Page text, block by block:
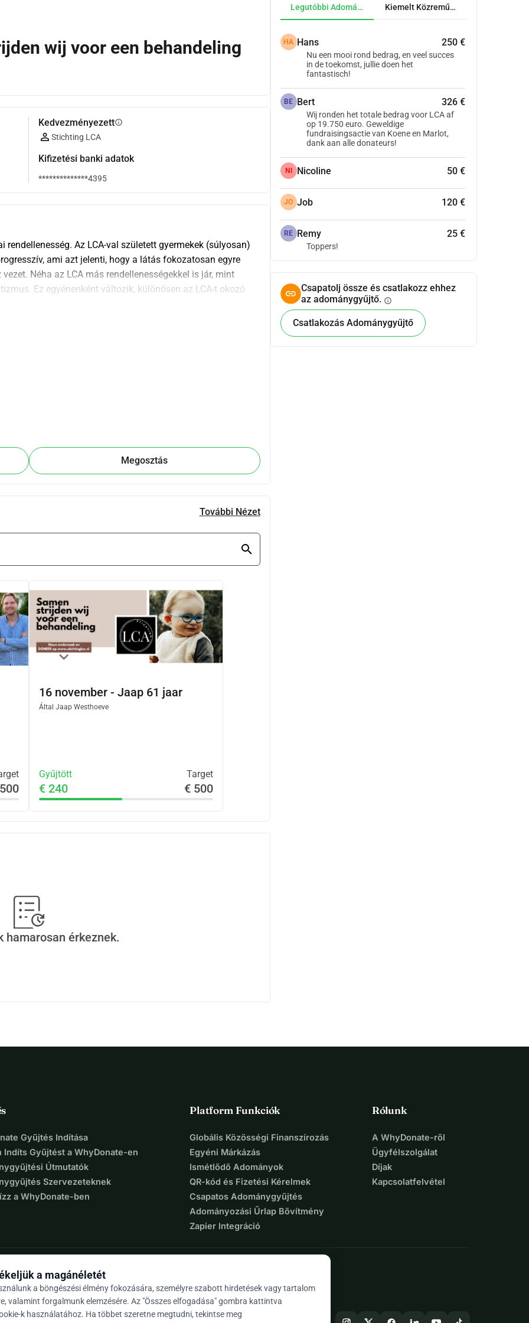
wij voor een behandeling
Kedvezményezettinfo
Stichting LCA
Kifizetési banki adatok
**************4395
Az LCA-val született gyermekek (súlyosan)
ami azt jelenti, hogy a látás fokozatosan egyre
Néha az LCA más rendellenességekkel is jár, mint
Ez egyénenként változik, különösen az LCA-t okozó
életminőség is csökken.
néha már a klinikai tesztelés fázisában vannak. Ezek
Hollandiában van néhány orvos, tudós és gyógyszerész, akik
Gyakran a pénzügyi források hiánya az oka annak,
hogy minden szakember elvégezhesse a munkáját, így
Megosztás
További Nézet
16 november - Jaap 61 jaar
Által Jaap Westhoeve
Gyűjtött Target
€ 240 € 500
hamarosan érkeznek.
Legutóbbi Adományok Kiemelt Közreműködők
HA Hans 250 €
Nu een mooi rond bedrag, en veel succes
in de toekomst, jullie doen het
fantastisch!
BE Bert 326 €
Wij ronden het totale bedrag voor LCA af
op 19.750 euro. Geweldige
fundraisingsactie van Koene en Marlot,
dank aan alle donateurs!
NI Nicoline 50 €
JO Job 120 €
RE Remy 25 €
Toppers!
Csapatolj össze és csatlakozz ehhez
az adománygyűjtő. info
Csatlakozás Adománygyűjtő
Gyűjtés Indítása
Indíts Gyűjtést a WhyDonate-en
Útmutatók
Szervezeteknek
a WhyDonate-ben
Platform Funkciók
Globális Közösségi Finanszírozás
Egyéni Márkázás
Ismétlődő Adományok
QR-kód és Fizetési Kérelmek
Csapatos Adománygyűjtés
Adományozási Űrlap Bővítmény
Zapier Integráció
Rólunk
A WhyDonate-ről
Ügyfélszolgálat
Díjak
Kapcsolatfelvétel
a magánéletét
a böngészési élmény fokozására, személyre szabott hirdetések vagy tartalom
valamint forgalmunk elemzésére. Az "Összes elfogadása" gombra kattintva
k használatához. Ha többet szeretne megtudni, tekintse meg